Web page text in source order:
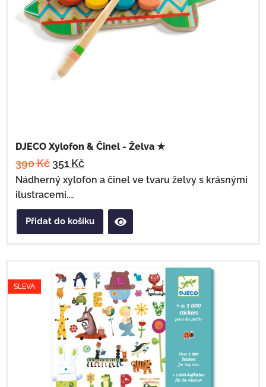
DJECO Xylofon & Činel - Želva ★
390Kč 351 Kč
Nádherný xylofon a činel ve tvaru želvy s krásnými
ilustracemi....
Přidat do košíku
SLEVA